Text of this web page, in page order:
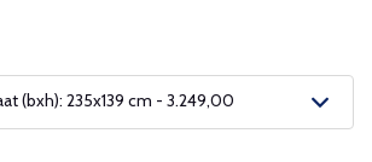
(bxh): 235x139 cm - 3.249,00